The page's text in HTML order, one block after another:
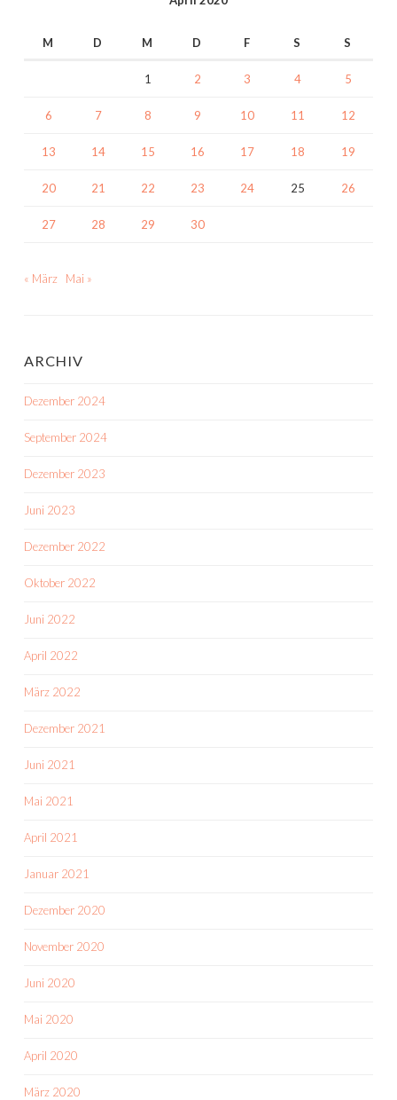
M D M D F S S
1 2 3 4 5
6 7 8 9 10 11 12
13 14 15 16 17 18 19
20 21 22 23 24 25 26
27 28 29 30
« März Mai »
ARCHIV
Dezember 2024
September 2024
Dezember 2023
Juni 2023
Dezember 2022
Oktober 2022
Juni 2022
April 2022
März 2022
Dezember 2021
Juni 2021
Mai 2021
April 2021
Januar 2021
Dezember 2020
November 2020
Juni 2020
Mai 2020
April 2020
März 2020